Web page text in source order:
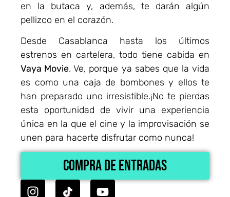
en la butaca y, además, te darán algún
pellizco en el corazón.
Desde Casablanca hasta los últimos
estrenos en cartelera, todo tiene cabida en
Vaya Movie. Ve, porque ya sabes que la vida
es como una caja de bombones y ellos te
han preparado uno irresistible.¡No te pierdas
esta oportunidad de vivir una experiencia
única en la que el cine y la improvisación se
unen para hacerte disfrutar como nunca!
Compra de Entradas